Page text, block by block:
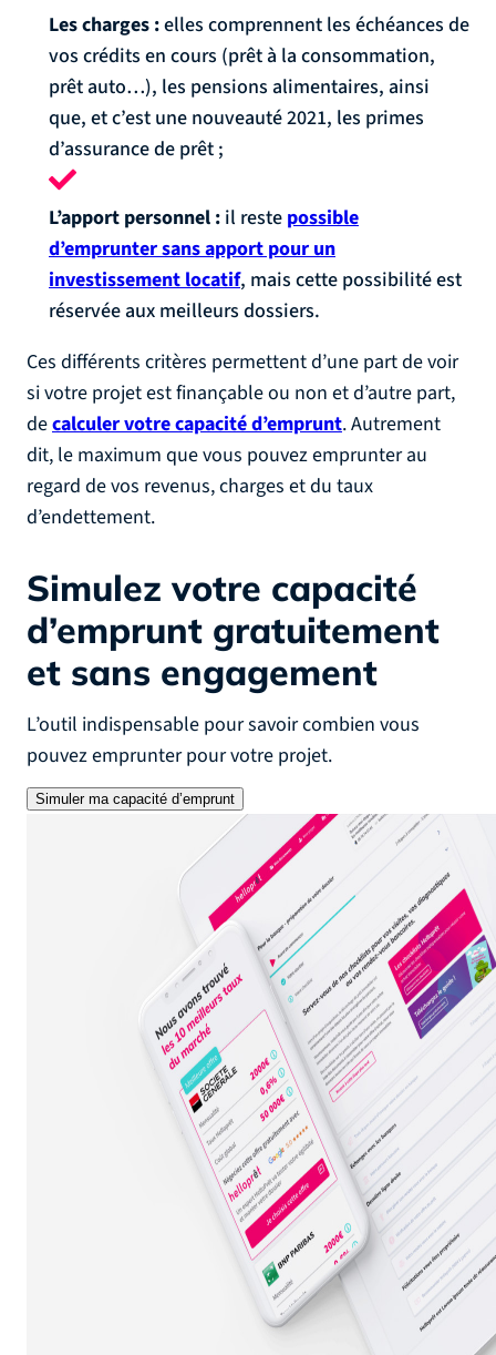
Les charges :elles comprennent les échéances de
vos crédits en cours (prêt à la consommation,
prêt auto…), les pensions alimentaires, ainsi
que, et c’est une nouveauté 2021, les primes
d’assurance de prêt ;
L’apport personnel : il reste possible
d’emprunter sans apport pour un
investissement locatif, mais cette possibilité est
réservée aux meilleurs dossiers.
Ces différents critères permettent d’une part de voir
si votre projet est finançable ou non et d’autre part,
decalculer votre capacité d’emprunt. Autrement
dit, le maximum que vous pouvez emprunter au
regard de vos revenus, charges et du taux
d’endettement.
Simulez votre capacité
d’emprunt gratuitement
et sans engagement
L’outil indispensable pour savoir combien vous
pouvez emprunter pour votre projet.
Simuler ma capacité d’emprunt